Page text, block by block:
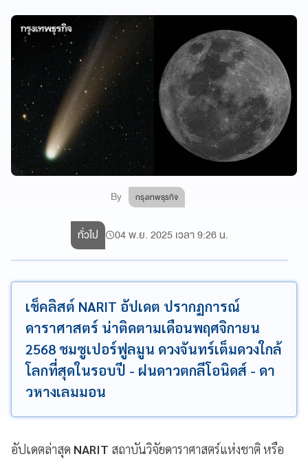
By กรุงเทพธุรกิจ
ทั่วไป 04 พ.ย. 2025 เวลา 9:26 น.
เช็คลิสต์ NARIT อัปเดต ปรากฏการณ์
ดาราศาสตร์ น่าติดตามเดือนพฤศจิกายน
2568 ชมซูเปอร์ฟูลมูน ดวงจันทร์เต็มดวงใกล้
โลกที่สุดในรอบปี - ฝนดาวตกลีโอนิดส์ - ดา
วหางเลมมอน
อัปเดตล่าสุด NARIT สถาบันวิจัยดาราศาสตร์แห่งชาติ หรือ